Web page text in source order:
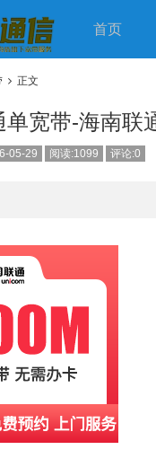
首页
正文
单宽带-海南联
05-29 阅读:1099 评论:0